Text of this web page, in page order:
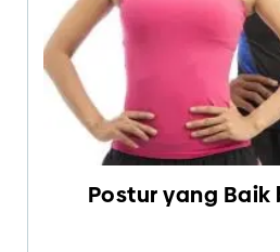
Postur yang Baik